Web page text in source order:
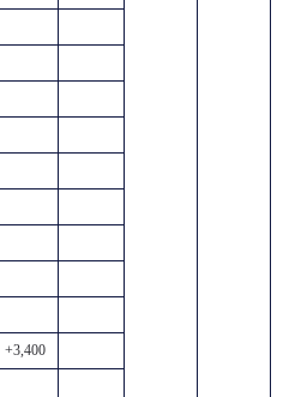
+3,400